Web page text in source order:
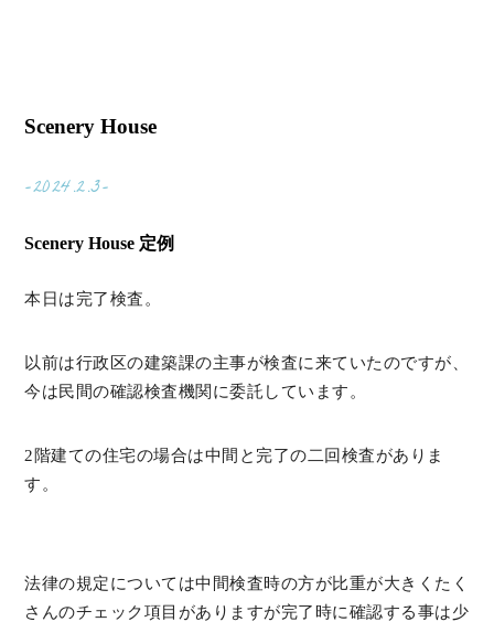
Scenery House
-2024.2.3-
Scenery House 定例
本日は完了検査。
以前は行政区の建築課の主事が検査に来ていたのですが、
今は民間の確認検査機関に委託しています。
2階建ての住宅の場合は中間と完了の二回検査がありま
す。
法律の規定については中間検査時の方が比重が大きくたく
さんのチェック項目がありますが完了時に確認する事は少